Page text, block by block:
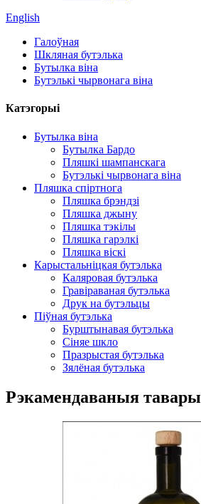
English
Галоўная
Шкляная бутэлька
Бутылка віна
Бутэлькі чырвонага віна
Катэгорыі
Бутылка віна
Бутылка Бардо
Пляшкі шампанскага
Бутэлькі чырвонага віна
Пляшка спіртнога
Пляшка брэндзі
Пляшка джыну
Пляшка тэкілы
Пляшка гарэлкі
Пляшка віскі
Карыстальніцкая бутэлька
Каляровая бутэлька
Гравіраваная бутэлька
Друк на бутэльцы
Піўная бутэлька
Бурштынавая бутэлька
Сіняе шкло
Празрыстая бутэлька
Зялёная бутэлька
Рэкамендаваныя тавары